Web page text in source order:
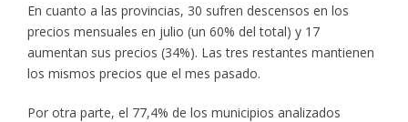
En cuanto a las provincias, 30 sufren descensos en los
precios mensuales en julio (un 60% del total) y 17
aumentan sus precios (34%). Las tres restantes mantienen
los mismos precios que el mes pasado.
Por otra parte, el 77,4% de los municipios analizados